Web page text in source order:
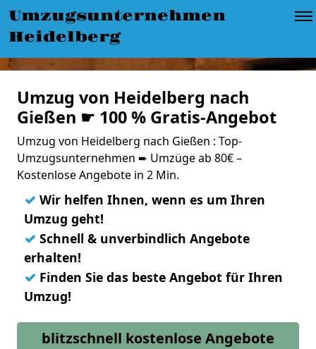
Umzugsunternehmen
Heidelberg
Umzug von Heidelberg nach
Gießen ☛ 100 % Gratis-Angebot
Umzug von Heidelberg nach Gießen : Top-
Umzugsunternehmen ➨ Umzüge ab 80€ –
Kostenlose Angebote in 2 Min.
✓ Wir helfen Ihnen, wenn es um Ihren
Umzug geht!
✓ Schnell & unverbindlich Angebote
erhalten!
✓ Finden Sie das beste Angebot für Ihren
Umzug!
blitzschnell kostenlose Angebote